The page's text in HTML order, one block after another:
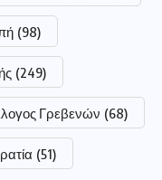
(98)
(249)
Γρεβενών (68)
(51)